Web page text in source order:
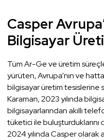
Casper
Bilgisayar
Tüm Ar-Ge ve üretim
yürüten, Avrupa’nın ve
bilgisayar üretim tesislerine
Karaman, 2023 yılında
bilgisayarlarından akıllı
tüketici ile
2024 yılında Casper olarak